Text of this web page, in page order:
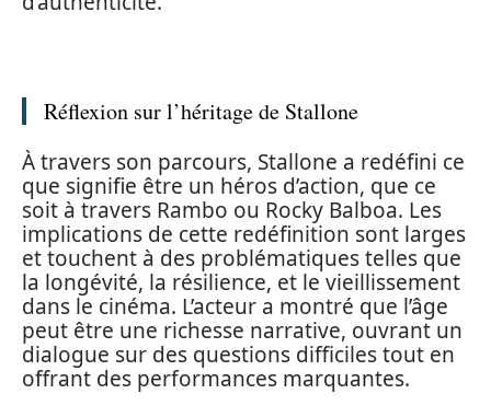
Réflexion sur l’héritage de Stallone
À travers son parcours, Stallone a redéfini ce
que signifie être un héros d’action, que ce
soit à travers Rambo ou Rocky Balboa. Les
implications de cette redéfinition sont larges
et touchent à des problématiques telles que
la longévité, la résilience, et le vieillissement
dans le cinéma. L’acteur a montré que l’âge
peut être une richesse narrative, ouvrant un
dialogue sur des questions difficiles tout en
offrant des performances marquantes.